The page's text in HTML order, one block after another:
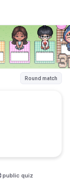
Round match
public quiz